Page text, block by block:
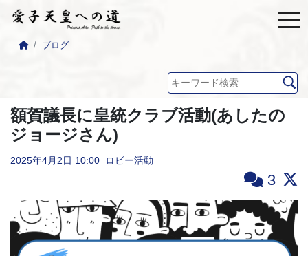
ブログ
額賀議長に皇統クラブ活動(あしたの
ジョージさん)
2025年4月2日 10:00 ロビー活動
3